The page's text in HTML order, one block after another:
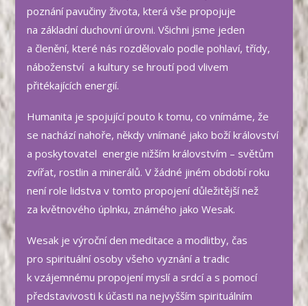
poznání pavučiny života, která vše propojuje
na základní duchovní úrovni. Všichni jsme jeden
a členění, které nás rozdělovalo podle pohlaví, třídy,
náboženství a kultury se hroutí pod vlivem
přitékajících energií.
Humanita je spojující pouto k tomu, co vnímáme, že
se nachází nahoře, někdy vnímané jako boží království
a poskytovatel energie nižším královstvím – světům
zvířat, rostlin a minerálů. V žádné jiném období roku
není role lidstva v tomto propojení důležitější než
za květnového úplnku, známého jako Wesak.
Wesak je výroční den meditace a modlitby, čas
pro spirituální osoby všeho vyznání a tradic
k vzájemnému propojení myslí a srdcí a s pomocí
představivosti k účasti na nejvyšším spirituálním